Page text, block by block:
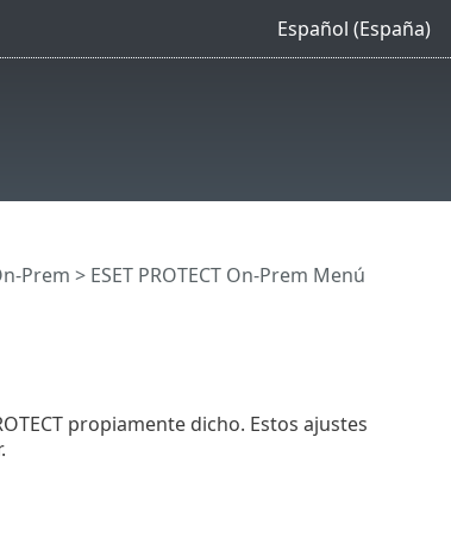
Español (España)
Prem > ESET PROTECT On-Prem Menú
propiamente dicho. Estos ajustes